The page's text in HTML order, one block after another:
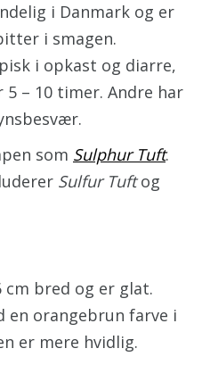
i Danmark og er
i smagen.
i opkast og diarre,
– 10 timer. Andre har
som Sulphur Tuft.
Sulfur Tuftog
bred og er glat.
en orangebrun farve i
er mere hvidlig.